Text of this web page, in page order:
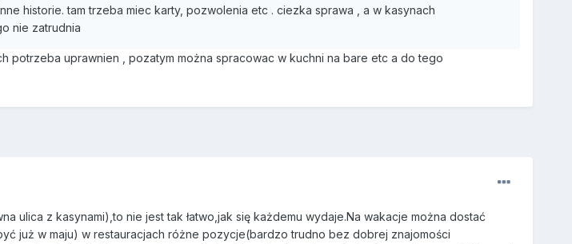
historie. tam trzeba miec karty, pozwolenia etc . ciezka sprawa , a w kasynach
nie zatrudnia
potrzeba uprawnien , pozatym można spracowac w kuchni na bare etc a do tego
ulica z kasynami),to nie jest tak łatwo,jak się każdemu wydaje.Na wakacje można dostać
już w maju) w restauracjach różne pozycje(bardzo trudno bez dobrej znajomości